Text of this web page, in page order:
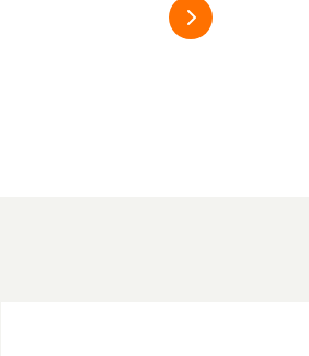
meer over